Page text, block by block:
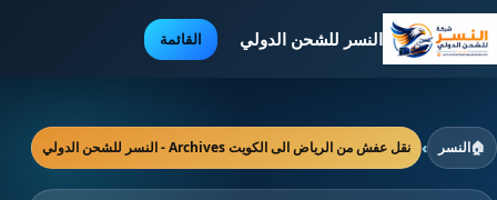
النسر للشحن الدولي القائمة
🏠النسر › نقل عفش من الرياض الى الكويت Archives - النسر للشحن الدولي